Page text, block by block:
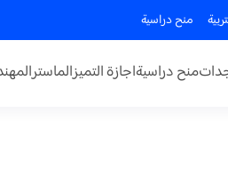
منح دراسية
منح دراسيةاجازة التميزالماستر